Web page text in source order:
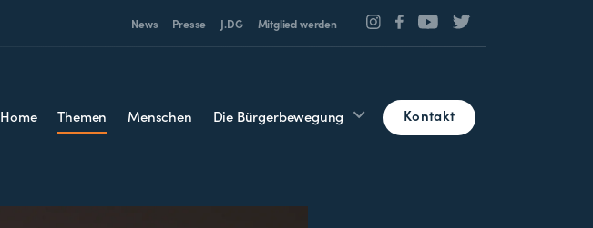
News Presse J.DG Mitglied werden
Home Themen Menschen Die Bürgerbewegung Kontakt